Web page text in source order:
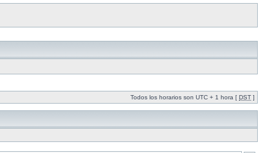
Todos los horarios son UTC + 1 hora [ DST ]